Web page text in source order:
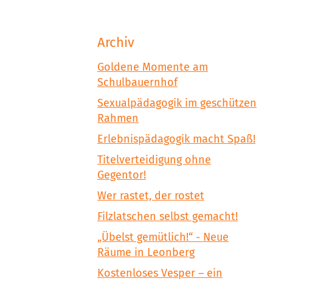
Archiv
Goldene Momente am
Schulbauernhof
Sexualpädagogik im geschützen
Rahmen
Erlebnispädagogik macht Spaß!
Titelverteidigung ohne
Gegentor!
Wer rastet, der rostet
Filzlatschen selbst gemacht!
„Übelst gemütlich!“ - Neue
Räume in Leonberg
Kostenloses Vesper – ein